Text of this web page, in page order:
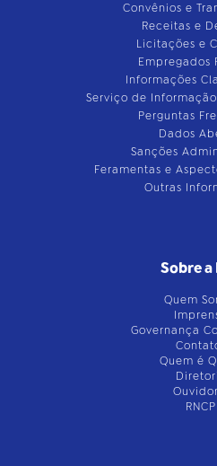
Convênios e
Receitas e
Licitações e
Empregados
Informações
Serviço de
Perguntas
Dados
Sanções
Feramentas e
Outras
Sobre a
Quem
Governança
Quem é
RNCP